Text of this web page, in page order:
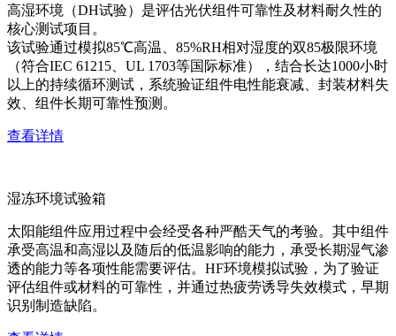
高湿环境（DH试验）是评估光伏组件可靠性及材料耐久性的
核心测试项目。
该试验通过模拟85℃高温、85%RH相对湿度的双85极限环境
（符合IEC 61215、UL 1703等国际标准），结合长达1000小时
以上的持续循环测试，系统验证组件电性能衰减、封装材料失
效、组件长期可靠性预测。
查看详情
湿冻环境试验箱
太阳能组件应用过程中会经受各种严酷天气的考验。其中组件
承受高温和高湿以及随后的低温影响的能力，承受长期湿气渗
透的能力等各项性能需要评估。HF环境模拟试验，为了验证
评估组件或材料的可靠性，并通过热疲劳诱导失效模式，早期
识别制造缺陷。